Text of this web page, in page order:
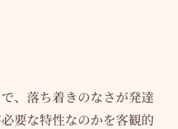
、落ち着きのなさが発達
要な特性なのかを客観的